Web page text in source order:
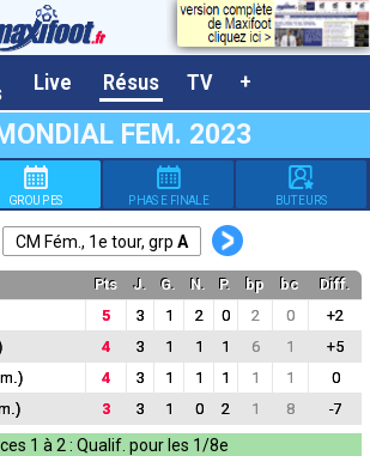
Live Résus TV +
FEM. 2023
GROUPES PHASE FINALE BUTEURS
CM Fém., 1e tour, grp A >
Pts J. G. N. P. bp bc
Diff.
5 3 1 2 0 2 0
+2
4 3 1 1 1 6 1
+5
4 3 1 1 1 1 1
0
3 3 1 0 2 1 8 -7
1 à 2 : Qualif. pour les 1/8e